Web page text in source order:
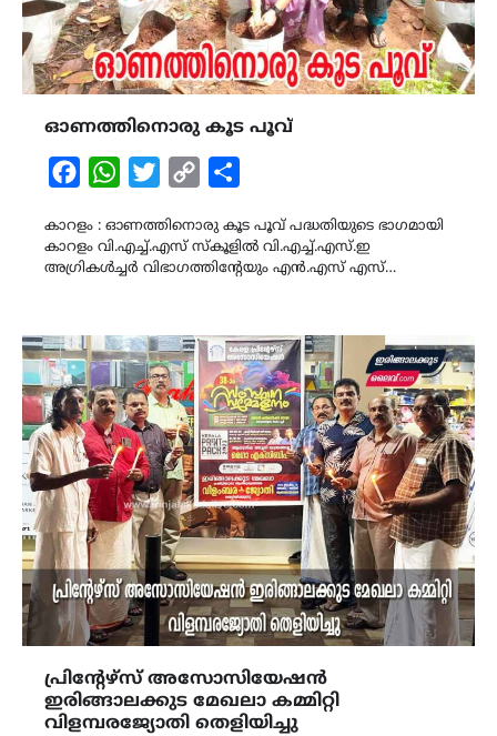
ഓണത്തിനൊരു കൂട പൂവ്
FacebookWhatsAppTwitterCopy
കാറളം : ഓണത്തിനൊരു കൂട പൂവ് പദ്ധതിയുടെ ഭാഗമായി
കാറളം വി.എച്ച്.എസ് സ്കൂളിൽ വി.എച്ച്.എസ്.ഇ
അഗ്രികൾച്ചർ വിഭാഗത്തിന്റേയും എൻ.എസ് എസ്…
പ്രിന്റേഴ്‌സ് അസോസിയേഷൻ
ഇരിങ്ങാലക്കുട മേഖലാ കമ്മിറ്റി
വിളമ്പരജ്യോതി തെളിയിച്ചു